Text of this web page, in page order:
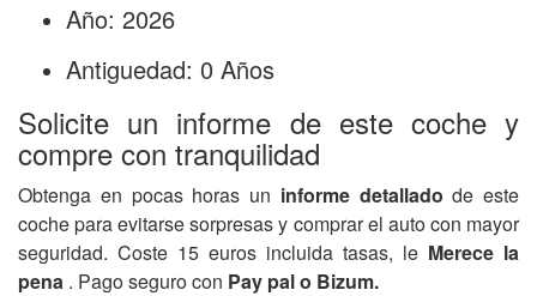
Año: 2026
Antiguedad: 0 Años
Solicite un informe de este coche y
compre con tranquilidad
Obtenga en pocas horas un informe detalladode este
coche para evitarse sorpresas y comprar el auto con mayor
seguridad. Coste 15 euros incluida tasas, le Merece la
pena . Pago seguro con Pay pal o Bizum.